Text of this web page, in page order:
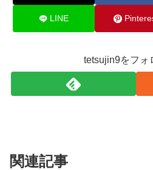
LINE
tetsujin9をフォ
関連記事